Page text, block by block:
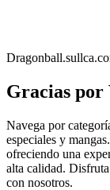
Gracias por
Navega por
especiales y
ofreciendo una
alta calidad.
con nosotros.